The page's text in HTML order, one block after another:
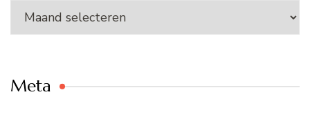
Archieven
Meta